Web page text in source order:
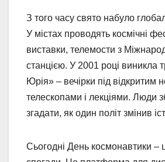
З того часу свято набуло
У містах проводять космічні
виставки, телемости з
станцією. У 2001 році виникла
Юрія» – вечірки під відкритим
телескопами і лекціями. Люди
згадати, як один політ змінив
Сьогодні День космонавтики –